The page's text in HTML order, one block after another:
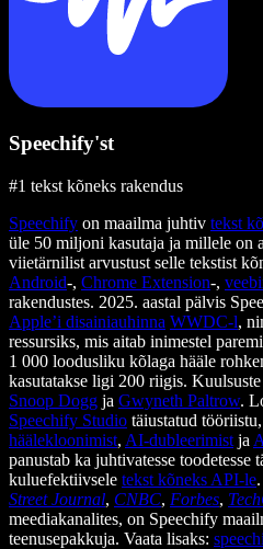
Speechify'st
#1 tekst kõneks rakendus
Speechify on maailma juhtiv tekst
üle 50 miljoni kasutaja ja millele on
viietärnilist arvustust selle tekstist
Android-, Chrome Extension-,
rakendustes. 2025. aastal pälvis
Apple’i disainiauhinna WWDC-l,
ressursiks, mis aitab inimestel
1 000 loodusliku kõlaga hääle
kasutatakse ligi 200 riigis.
Snoop Dogg ja Gwyneth Paltrow.
Speechify Studio täiustatud
häälekloonimist, AI-dubleerimist ja
panustab ka juhtivatesse toodetesse
kuluefektiivsele tekst kõneks API-le
Street Journal, CNBC, Forbes,
meediakanalites, on Speechify
teenusepakkuja. Vaata lisaks: